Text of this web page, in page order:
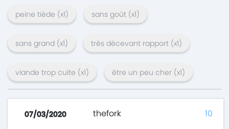
peine tiède (x1) sans goût (x1)
sans grand (x1) très décevant rapport (x1)
viande trop cuite (x1) être un peu cher (x1)
07/03/2020 thefork 10